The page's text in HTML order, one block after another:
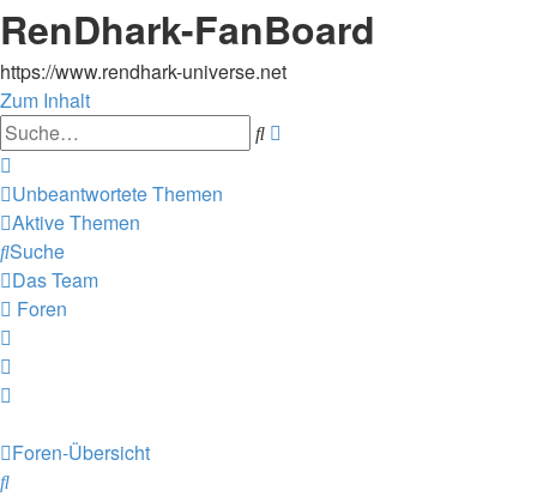
RenDhark-FanBoard
https://www.rendhark-universe.net
Zum Inhalt
Suche
Unbeantwortete Themen
Aktive Themen
Suche
Das Team
Foren
Foren-Übersicht
Suche